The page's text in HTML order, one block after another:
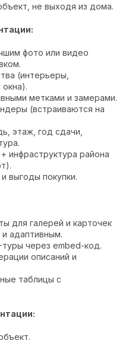
не выходя из дома.
фото или видео
(интерьеры,
метками и замерами.
(встраиваются на
этаж, год сдачи,
инфраструктура района
выгоды покупки.
для галерей и карточек
адаптивным.
через embed-код.
описаний и
таблицы с